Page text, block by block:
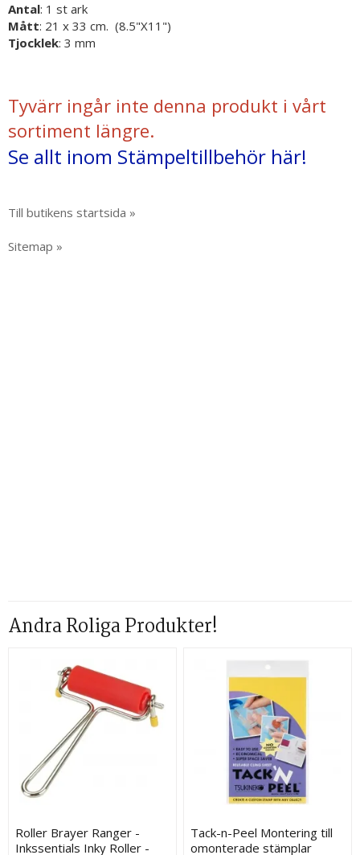
Antal: 1 st ark
Mått: 21 x 33 cm. (8.5"X11")
Tjocklek: 3 mm
Tyvärr ingår inte denna produkt i vårt
sortiment längre.
Se allt inom Stämpeltillbehör här!
Till butikens startsida »
Sitemap »
Andra Roliga Produkter!
Roller Brayer Ranger -
Inkssentials Inky Roller -
Tack-n-Peel Montering till
omonterade stämplar